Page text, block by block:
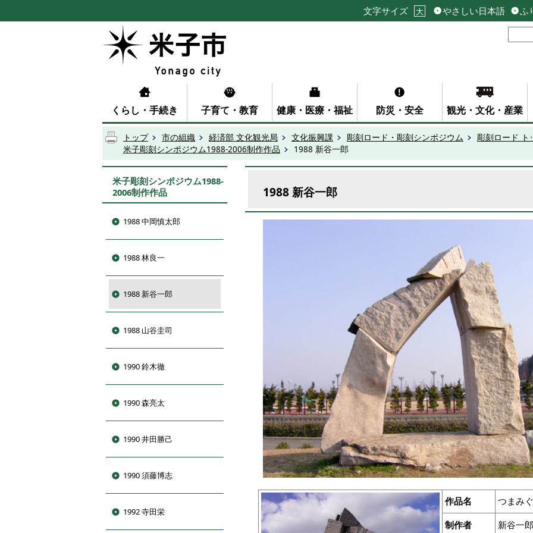
文字サイズ 大 やさしい日本語 ふ
くらし・手続き 子育て・教育 健康・医療・福祉 防災・安全 観光・文化・産業
トップ 市の組織 経済部 文化観光局 文化振興課 彫刻ロード・彫刻シンポジウム
彫刻ロード ト
米子彫刻シンポジウム1988-2006制作作品
1988 新谷一郎
米子彫刻シンポジウム1988-
2006制作作品
1988 中岡慎太郎
1988 林良一
1988 新谷一郎
1988 山谷圭司
1990 鈴木徹
1990 森亮太
1990 井田勝己
1990 須藤博志
1992 寺田栄
1988 新谷一郎
作品名
つまみ
制作者
新谷一